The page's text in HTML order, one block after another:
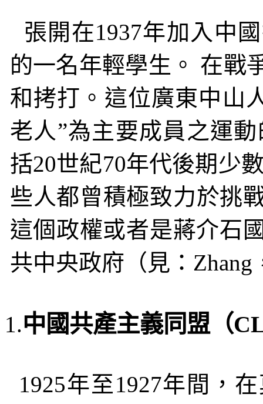
張開在1937年加入中
的一名年輕學生。 在戰
和拷打。這位廣東中山
老人”為主要成員之運
括20世紀70年代後期少
些人都曾積極致力於挑
這個政權或者是蔣介石
共中央政府（見： Zhang
1.中國共產主義同盟（
1925年至1927年間，